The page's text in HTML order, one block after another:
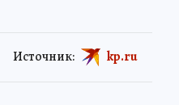
Источник: kp.ru